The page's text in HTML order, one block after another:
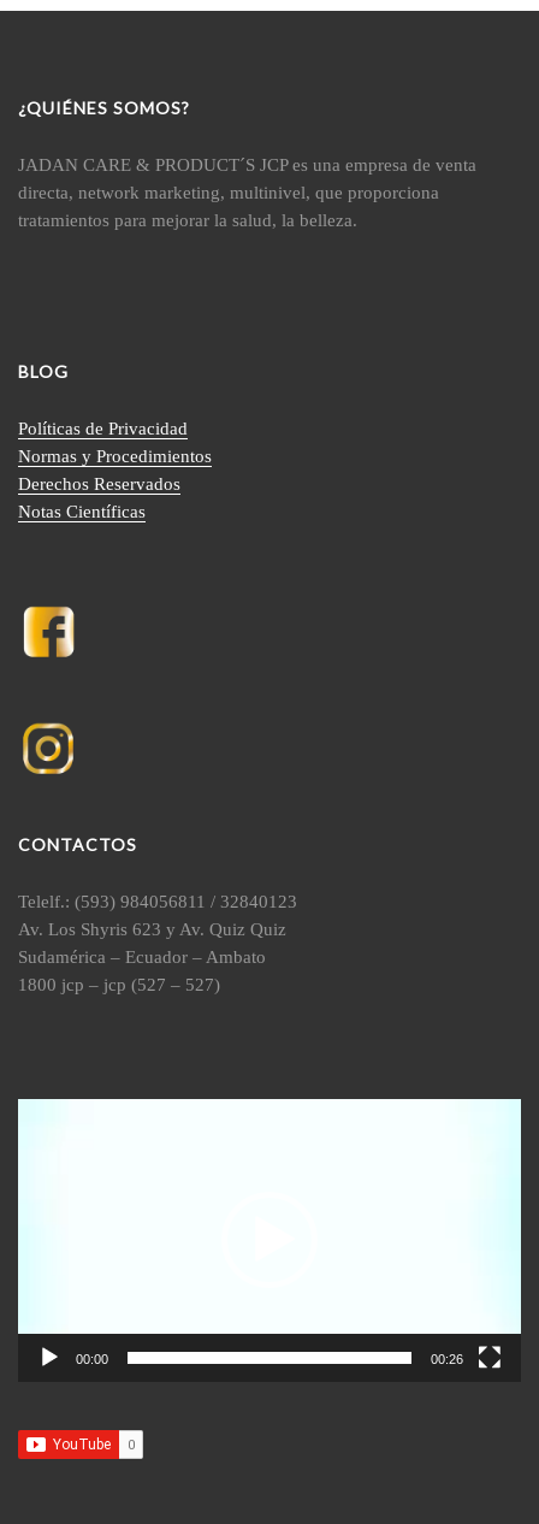
¿QUIÉNES SOMOS?
JADAN CARE & PRODUCT´S JCP es una empresa de venta
directa, network marketing, multinivel, que proporciona
tratamientos para mejorar la salud, la belleza.
BLOG
Políticas de Privacidad
Normas y Procedimientos
Derechos Reservados
Notas Científicas
CONTACTOS
Telelf.: (593) 984056811 / 32840123
Av. Los Shyris 623 y Av. Quiz Quiz
Sudamérica – Ecuador – Ambato
1800 jcp – jcp (527 – 527)
00:00 00:26